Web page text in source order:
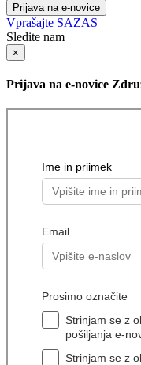
Prijava na e-novice
Vprašajte SAZAS
Sledite nam
×
Prijava na e-novice